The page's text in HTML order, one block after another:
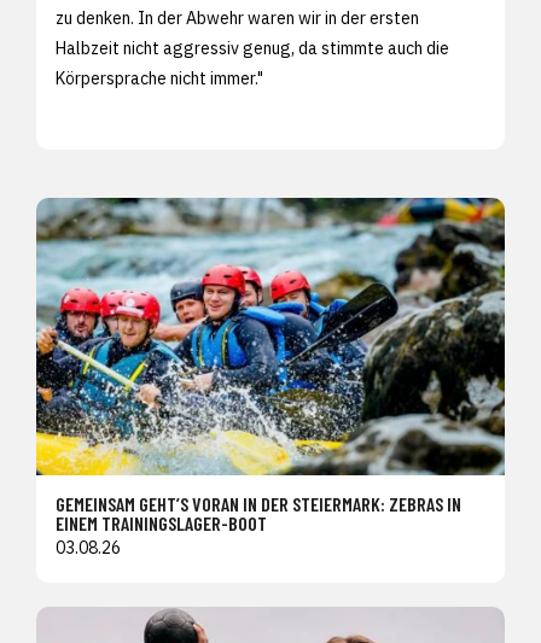
zu denken. In der Abwehr waren wir in der ersten
Halbzeit nicht aggressiv genug, da stimmte auch die
Körpersprache nicht immer."
GEMEINSAM GEHT’S VORAN IN DER STEIERMARK: ZEBRAS IN
EINEM TRAININGSLAGER-BOOT
03.08.26